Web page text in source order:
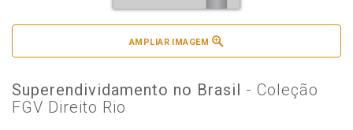
AMPLIAR IMAGEM
Superendividamento no Brasil - Coleção
FGV Direito Rio